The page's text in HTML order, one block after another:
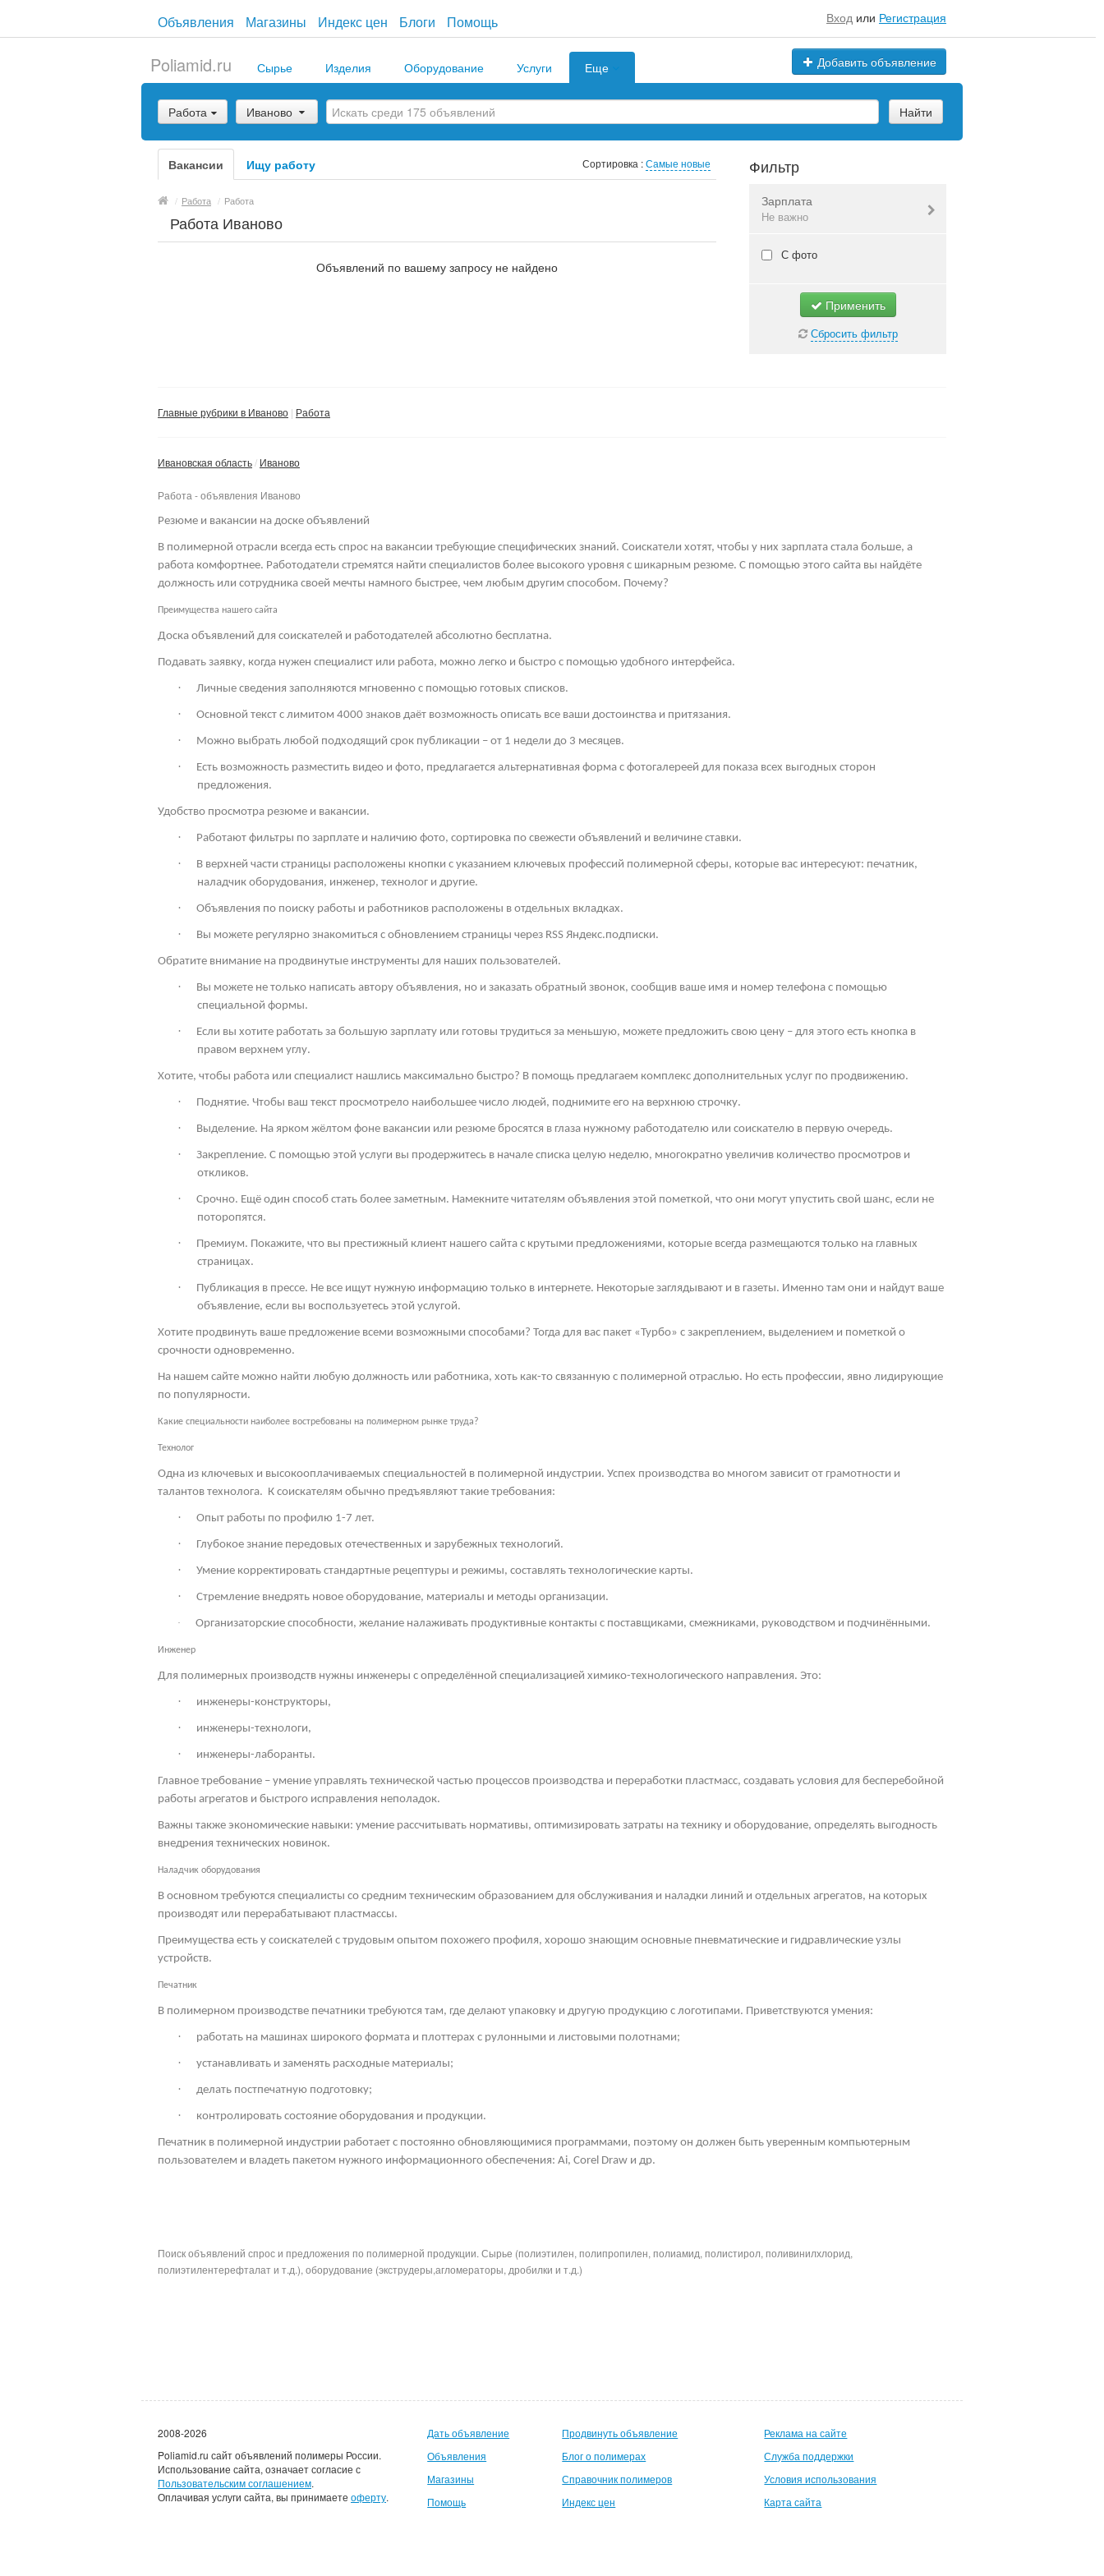
Объявления Магазины Индекс цен Блоги Помощь Вход или Регистрация
Добавить объявление
Poliamid.ru Сырье Изделия Оборудование Услуги Еще
Работа Иваново Найти
Вакансии Ищу работу Сортировка :Самые новые
/ Работа / Работа
Работа Иваново
Объявлений по вашему запросу не найдено
Фильтр
Зарплата
Не важно
Валюта:руб.
Не важно
С фото
Применить
Сбросить фильтр
Главные рубрики в Иваново Работа
Ивановская область Иваново
Работа - объявления Иваново
Резюме и вакансии на доске объявлений
В полимерной отрасли всегда есть спрос на вакансии требующие специфических знаний. Соискатели хотят, чтобы у них зарплата стала больше, а
работа комфортнее. Работодатели стремятся найти специалистов более высокого уровня с шикарным резюме. С помощью этого сайта вы найдёте
должность или сотрудника своей мечты намного быстрее, чем любым другим способом. Почему?
Преимущества нашего сайта
Доска объявлений для соискателей и работодателей абсолютно бесплатна.
Подавать заявку, когда нужен специалист или работа, можно легко и быстро с помощью удобного интерфейса.
· Личные сведения заполняются мгновенно с помощью готовых списков.
· Основной текст с лимитом 4000 знаков даёт возможность описать все ваши достоинства и притязания.
· Можно выбрать любой подходящий срок публикации – от 1 недели до 3 месяцев.
·
Есть возможность разместить видео и фото, предлагается альтернативная форма с фотогалереей для показа всех выгодных сторон
предложения.
Удобство просмотра резюме и вакансии.
· Работают фильтры по зарплате и наличию фото, сортировка по свежести объявлений и величине ставки.
·
В верхней части страницы расположены кнопки с указанием ключевых профессий полимерной сферы, которые вас интересуют: печатник,
наладчик оборудования, инженер, технолог и другие.
· Объявления по поиску работы и работников расположены в отдельных вкладках.
· Вы можете регулярно знакомиться с обновлением страницы через RSS Яндекс.подписки.
Обратите внимание на продвинутые инструменты для наших пользователей.
·
Вы можете не только написать автору объявления, но и заказать обратный звонок, сообщив ваше имя и номер телефона с помощью
специальной формы.
·
Если вы хотите работать за большую зарплату или готовы трудиться за меньшую, можете предложить свою цену – для этого есть кнопка в
правом верхнем углу.
Хотите, чтобы работа или специалист нашлись максимально быстро? В помощь предлагаем комплекс дополнительных услуг по продвижению.
· Поднятие. Чтобы ваш текст просмотрело наибольшее число людей, поднимите его на верхнюю строчку.
· Выделение. На ярком жёлтом фоне вакансии или резюме бросятся в глаза нужному работодателю или соискателю в первую очередь.
·
Закрепление. С помощью этой услуги вы продержитесь в начале списка целую неделю, многократно увеличив количество просмотров и
откликов.
·
Срочно. Ещё один способ стать более заметным. Намекните читателям объявления этой пометкой, что они могут упустить свой шанс, если не
поторопятся.
·
Премиум. Покажите, что вы престижный клиент нашего сайта с крутыми предложениями, которые всегда размещаются только на главных
страницах.
·
Публикация в прессе. Не все ищут нужную информацию только в интернете. Некоторые заглядывают и в газеты. Именно там они и найдут ваше
объявление, если вы воспользуетесь этой услугой.
Хотите продвинуть ваше предложение всеми возможными способами? Тогда для вас пакет «Турбо» с закреплением, выделением и пометкой о
срочности одновременно.
На нашем сайте можно найти любую должность или работника, хоть как-то связанную с полимерной отраслью. Но есть профессии, явно лидирующие
по популярности.
Какие специальности наиболее востребованы на полимерном рынке труда?
Технолог
Одна из ключевых и высокооплачиваемых специальностей в полимерной индустрии. Успех производства во многом зависит от грамотности и
талантов технолога. К соискателям обычно предъявляют такие требования:
· Опыт работы по профилю 1-7 лет.
· Глубокое знание передовых отечественных и зарубежных технологий.
· Умение корректировать стандартные рецептуры и режимы, составлять технологические карты.
· Стремление внедрять новое оборудование, материалы и методы организации.
· Организаторские способности, желание налаживать продуктивные контакты с поставщиками, смежниками, руководством и подчинёнными.
Инженер
Для полимерных производств нужны инженеры с определённой специализацией химико-технологического направления. Это:
· инженеры-конструкторы,
· инженеры-технологи,
· инженеры-лаборанты.
Главное требование – умение управлять технической частью процессов производства и переработки пластмасс, создавать условия для бесперебойной
работы агрегатов и быстрого исправления неполадок.
Важны также экономические навыки: умение рассчитывать нормативы, оптимизировать затраты на технику и оборудование, определять выгодность
внедрения технических новинок.
Наладчик оборудования
В основном требуются специалисты со средним техническим образованием для обслуживания и наладки линий и отдельных агрегатов, на которых
производят или перерабатывают пластмассы.
Преимущества есть у соискателей с трудовым опытом похожего профиля, хорошо знающим основные пневматические и гидравлические узлы
устройств.
Печатник
В полимерном производстве печатники требуются там, где делают упаковку и другую продукцию с логотипами. Приветствуются умения:
· работать на машинах широкого формата и плоттерах с рулонными и листовыми полотнами;
· устанавливать и заменять расходные материалы;
· делать постпечатную подготовку;
· контролировать состояние оборудования и продукции.
Печатник в полимерной индустрии работает с постоянно обновляющимися программами, поэтому он должен быть уверенным компьютерным
пользователем и владеть пакетом нужного информационного обеспечения: Ai, Corel Draw и др.
Поиск объявлений спрос и предложения по полимерной продукции. Сырье (полиэтилен, полипропилен, полиамид, полистирол, поливинилхлорид,
полиэтилентерефталат и т.д.), оборудование (экструдеры,агломераторы, дробилки и т.д.)
2008-2026
Poliamid.ru сайт объявлений полимеры России.
Использование сайта, означает согласие с
Пользовательским соглашением.
Оплачивая услуги сайта, вы принимаете оферту.
Дать объявление
Объявления
Магазины
Помощь
Продвинуть объявление
Блог о полимерах
Справочник полимеров
Индекс цен
Реклама на сайте
Служба поддержки
Условия использования
Карта сайта